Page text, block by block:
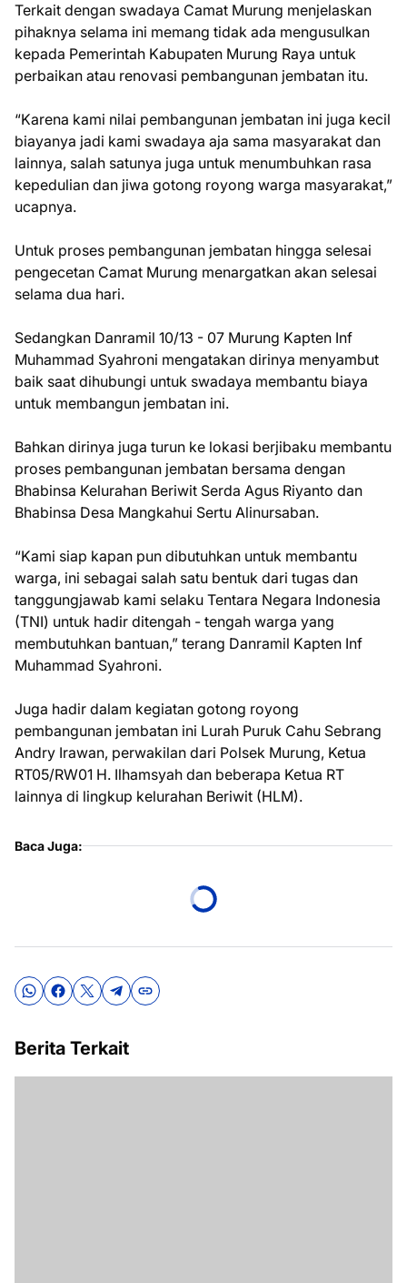
Terkait dengan swadaya Camat Murung menjelaskan
pihaknya selama ini memang tidak ada mengusulkan
kepada Pemerintah Kabupaten Murung Raya untuk
perbaikan atau renovasi pembangunan jembatan itu.
“Karena kami nilai pembangunan jembatan ini juga kecil
biayanya jadi kami swadaya aja sama masyarakat dan
lainnya, salah satunya juga untuk menumbuhkan rasa
kepedulian dan jiwa gotong royong warga masyarakat,”
ucapnya.
Untuk proses pembangunan jembatan hingga selesai
pengecetan Camat Murung menargatkan akan selesai
selama dua hari.
Sedangkan Danramil 10/13 - 07 Murung Kapten Inf
Muhammad Syahroni mengatakan dirinya menyambut
baik saat dihubungi untuk swadaya membantu biaya
untuk membangun jembatan ini.
Bahkan dirinya juga turun ke lokasi berjibaku membantu
proses pembangunan jembatan bersama dengan
Bhabinsa Kelurahan Beriwit Serda Agus Riyanto dan
Bhabinsa Desa Mangkahui Sertu Alinursaban.
“Kami siap kapan pun dibutuhkan untuk membantu
warga, ini sebagai salah satu bentuk dari tugas dan
tanggungjawab kami selaku Tentara Negara Indonesia
(TNI) untuk hadir ditengah - tengah warga yang
membutuhkan bantuan,” terang Danramil Kapten Inf
Muhammad Syahroni.
Juga hadir dalam kegiatan gotong royong
pembangunan jembatan ini Lurah Puruk Cahu Sebrang
Andry Irawan, perwakilan dari Polsek Murung, Ketua
RT05/RW01 H. Ilhamsyah dan beberapa Ketua RT
lainnya di lingkup kelurahan Beriwit (HLM).
Baca Juga:
Berita Terkait